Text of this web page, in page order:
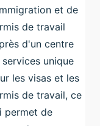
et de
de travail
d'un centre
unique
les visas et les
de travail, ce
permet de